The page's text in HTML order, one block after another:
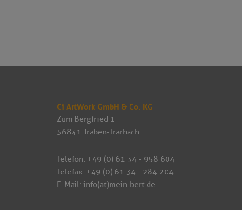
Ci ArtWork GmbH & Co. KG
Zum Bergfried 1
56841 Traben-Trarbach
Telefon: +49 (0) 61 34 - 958 604
Telefax: +49 (0) 61 34 - 284 204
E-Mail: info(at)mein-bert.de